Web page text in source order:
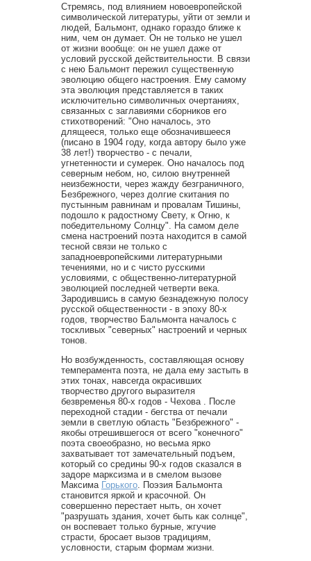
Стремясь, под влиянием новоевропейской
символической литературы, уйти от земли и
людей, Бальмонт, однако гораздо ближе к
ним, чем он думает. Он не только не ушел
от жизни вообще: он не ушел даже от
условий русской действительности. В связи
с нею Бальмонт пережил существенную
эволюцию общего настроения. Ему самому
эта эволюция представляется в таких
исключительно символичных очертаниях,
связанных с заглавиями сборников его
стихотворений: "Оно началось, это
длящееся, только еще обозначившееся
(писано в 1904 году, когда автору было уже
38 лет!) творчество - с печали,
угнетенности и сумерек. Оно началось под
северным небом, но, силою внутренней
неизбежности, через жажду безграничного,
Безбрежного, через долгие скитания по
пустынным равнинам и провалам Тишины,
подошло к радостному Свету, к Огню, к
победительному Солнцу". На самом деле
смена настроений поэта находится в самой
тесной связи не только с
западноевропейскими литературными
течениями, но и с чисто русскими
условиями, с общественно-литературной
эволюцией последней четверти века.
Зародившись в самую безнадежную полосу
русской общественности - в эпоху 80-х
годов, творчество Бальмонта началось с
тоскливых "северных" настроений и черных
тонов.
Но возбужденность, составляющая основу
темперамента поэта, не дала ему застыть в
этих тонах, навсегда окрасивших
творчество другого выразителя
безвременья 80-х годов - Чехова . После
переходной стадии - бегства от печали
земли в светлую область "Безбрежного" -
якобы отрешившегося от всего "конечного"
поэта своеобразно, но весьма ярко
захватывает тот замечательный подъем,
который со средины 90-х годов сказался в
задоре марксизма и в смелом вызове
Максима Горького. Поэзия Бальмонта
становится яркой и красочной. Он
совершенно перестает ныть, он хочет
"разрушать здания, хочет быть как солнце",
он воспевает только бурные, жгучие
страсти, бросает вызов традициям,
условности, старым формам жизни.